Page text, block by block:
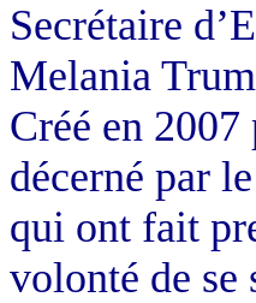
Secrétaire
Melania
Créé en
décerné par
qui ont fait
volonté de